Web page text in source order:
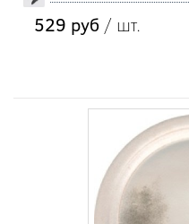
529 руб / шт.